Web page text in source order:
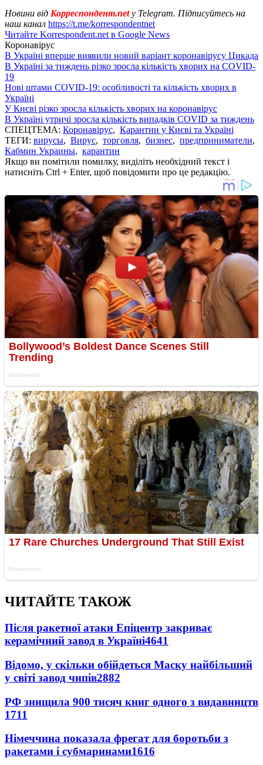
Новини від Корреспондент.net у Telegram. Підписуйтесь на
наш канал https://t.me/korrespondentnet
Читайте Korrespondent.net в Google News
Коронавірус
В Україні вперше виявили новий варіант коронавірусу Цикада
В Україні за тиждень різко зросла кількість хворих на COVID-
19
Нові штами COVID-19: особливості та кількість хворих в
Україні
У Києві різко зросла кількість хворих на коронавірус
В Україні утричі зросла кількість випадків COVID за тиждень
СПЕЦТЕМА: Коронавірус, Карантин у Києві та Україні
ТЕГИ: вирусы, Вирус, торговля, бизнес, предприниматели,
Кабмин Украины, карантин
Якщо ви помітили помилку, виділіть необхідний текст і
натисніть Ctrl + Enter, щоб повідомити про це редакцію.
ЧИТАЙТЕ ТАКОЖ
Після ракетної атаки Епіцентр закриває
керамічний завод в Україні4641
Відомо, у скільки обійдеться Маску найбільший
у світі завод чипів2882
РФ знищила 900 тисяч книг одного з видавництв
1711
Німеччина показала фрегат для боротьби з
ракетами і субмаринами1616